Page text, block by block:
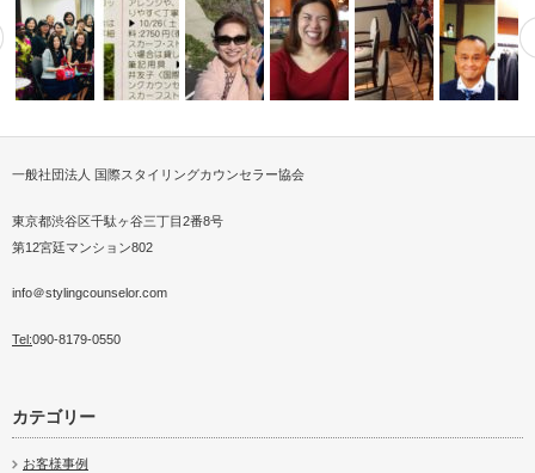
シ…リティーパー…®カルチャー…ISCA勉強会最高のリトリート
一般社団法人 国際スタイリングカウンセラー協会
東京都渋谷区千駄ヶ谷三丁目2番8号
第12宮廷マンション802
info＠stylingcounselor.com
Tel:090-8179-0550
カテゴリー
お客様事例